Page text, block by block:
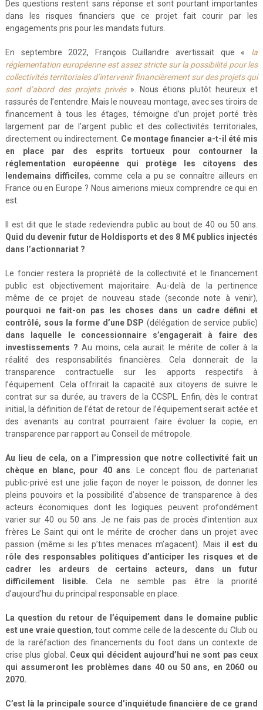
Des questions restent sans réponse et sont pourtant importantes
dans les risques financiers que ce projet fait courir par les
engagements pris pour les mandats futurs.
En septembre 2022, François Cuillandre avertissait que « la
réglementation européenne est assez stricte sur la possibilité pour les
collectivités territoriales d’intervenir financièrement sur des projets qui
sont d’abord des projets privés ». Nous étions plutôt heureux et
rassurés de l’entendre. Mais le nouveau montage, avec ses tiroirs de
financement à tous les étages, témoigne d’un projet porté très
largement par de l’argent public et des collectivités territoriales,
directement ou indirectement. Ce montage financier a-t-il été mis
en place par des esprits tortueux pour contourner la
réglementation européenne qui protège les citoyens des
lendemains difficiles, comme cela a pu se connaître ailleurs en
France ou en Europe ? Nous aimerions mieux comprendre ce qui en
est.
Il est dit que le stade redeviendra public au bout de 40 ou 50 ans.
Quid du devenir futur de Holdisports et des 8 M€ publics injectés
dans l’actionnariat ?
Le foncier restera la propriété de la collectivité et le financement
public est objectivement majoritaire. Au-delà de la pertinence
même de ce projet de nouveau stade (seconde note à venir),
pourquoi ne fait-on pas les choses dans un cadre défini et
contrôlé, sous la forme d’une DSP (délégation de service public)
dans laquelle le concessionnaire s’engagerait à faire des
investissements ? Au moins, cela aurait le mérite de coller à la
réalité des responsabilités financières. Cela donnerait de la
transparence contractuelle sur les apports respectifs à
l’équipement. Cela offrirait la capacité aux citoyens de suivre le
contrat sur sa durée, au travers de la CCSPL. Enfin, dès le contrat
initial, la définition de l’état de retour de l’équipement serait actée et
des avenants au contrat pourraient faire évoluer la copie, en
transparence par rapport au Conseil de métropole.
Au lieu de cela, on a l’impression que notre collectivité fait un
chèque en blanc, pour 40 ans . Le concept flou de partenariat
public-privé est une jolie façon de noyer le poisson, de donner les
pleins pouvoirs et la possibilité d’absence de transparence à des
acteurs économiques dont les logiques peuvent profondément
varier sur 40 ou 50 ans. Je ne fais pas de procès d’intention aux
frères Le Saint qui ont le mérite de crocher dans un projet avec
passion (même si les p’tites menaces m’agacent). Mais il est du
rôle des responsables politiques d’anticiper les risques et de
cadrer les ardeurs de certains acteurs, dans un futur
difficilement lisible. Cela ne semble pas être la priorité
d’aujourd’hui du principal responsable en place.
La question du retour de l’équipement dans le domaine public
est une vraie question, tout comme celle de la descente du Club ou
de la raréfaction des financements du foot dans un contexte de
crise plus global. Ceux qui décident aujourd’hui ne sont pas ceux
qui assumeront les problèmes dans 40 ou 50 ans, en 2060 ou
2070.
C’est là la principale source d’inquiétude financière de ce grand